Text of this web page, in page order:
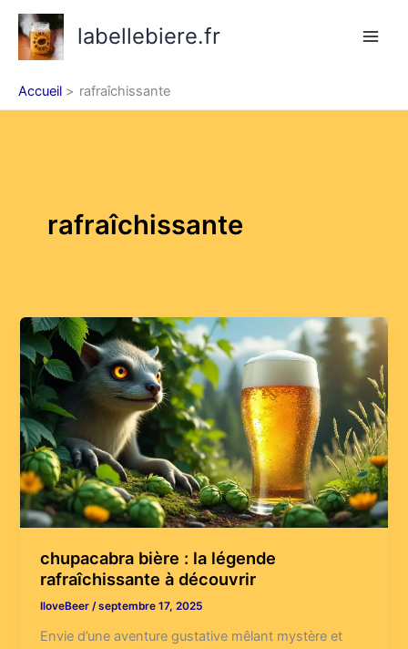
Aller
contenu
labellebiere.fr
Accueil rafraîchissante
rafraîchissante
chupacabra bière : la légende
rafraîchissante à découvrir
IloveBeer/septembre 17, 2025
Envie d’une aventure gustative mêlant mystère et